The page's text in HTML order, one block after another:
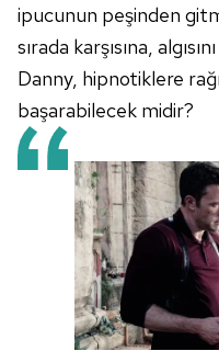
ipucunun peşinden
sırada karşısına,
Danny, hipnotiklere
başarabilecek midir?